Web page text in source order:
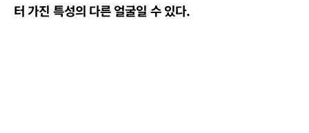
터 가진 특성의 다른 얼굴일 수 있다.